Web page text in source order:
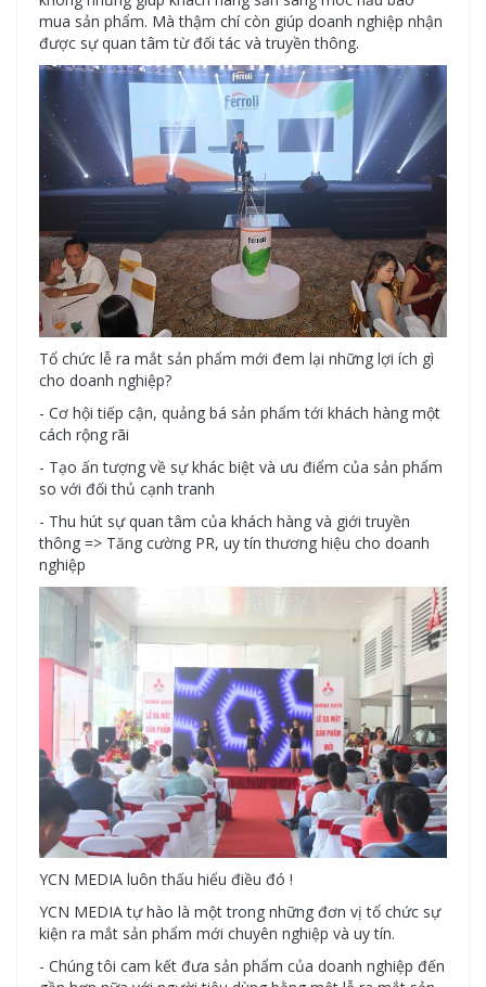
mua sản phẩm. Mà thậm chí còn giúp doanh nghiệp nhận
được sự quan tâm từ đối tác và truyền thông.
Tổ chức lễ ra mắt sản phẩm mới đem lại những lợi ích gì
cho doanh nghiệp?
- Cơ hội tiếp cận, quảng bá sản phẩm tới khách hàng một
cách rộng rãi
- Tạo ấn tượng về sự khác biệt và ưu điểm của sản phẩm
so với đối thủ cạnh tranh
- Thu hút sự quan tâm của khách hàng và giới truyền
thông => Tăng cường PR, uy tín thương hiệu cho doanh
nghiệp
YCN MEDIA luôn thấu hiểu điều đó !
YCN MEDIA tự hào là một trong những đơn vị tổ chức sự
kiện ra mắt sản phẩm mới chuyên nghiệp và uy tín.
- Chúng tôi cam kết đưa sản phẩm của doanh nghiệp đến